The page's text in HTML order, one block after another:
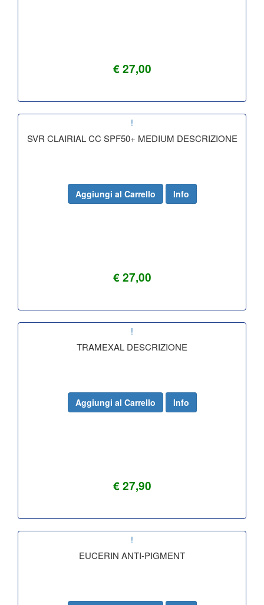
€ 27,00
!
SVR CLAIRIAL CC SPF50+ MEDIUM DESCRIZIONE
€ 27,00
Aggiungi al Carrello Info
!
TRAMEXAL DESCRIZIONE
€ 27,90
Aggiungi al Carrello Info
!
EUCERIN ANTI-PIGMENT